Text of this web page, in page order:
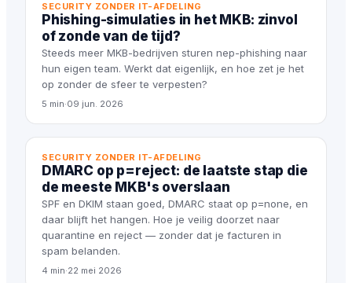
SECURITY ZONDER IT-AFDELING
Phishing-simulaties in het MKB: zinvol
of zonde van de tijd?
Steeds meer MKB-bedrijven sturen nep-phishing naar
hun eigen team. Werkt dat eigenlijk, en hoe zet je het
op zonder de sfeer te verpesten?
5 min·09 jun. 2026
SECURITY ZONDER IT-AFDELING
DMARC op p=reject: de laatste stap die
de meeste MKB's overslaan
SPF en DKIM staan goed, DMARC staat op p=none, en
daar blijft het hangen. Hoe je veilig doorzet naar
quarantine en reject — zonder dat je facturen in
spam belanden.
4 min·22 mei 2026